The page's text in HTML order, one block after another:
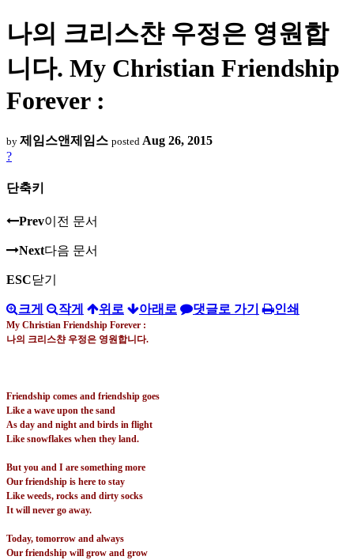
나의 크리스챤 우정은 영원합
니다. My Christian Friendship
Forever :
by 제임스앤제임스 posted Aug 26, 2015
?
단축키
Prev이전 문서
Next다음 문서
ESC닫기
크게 작게 위로 아래로 댓글로 가기 인쇄
My Christian Friendship Forever :
나의 크리스챤 우정은 영원합니다.
Friendship comes and friendship goes
Like a wave upon the sand
As day and night and birds in flight
Like snowflakes when they land.
But you and I are something more
Our friendship is here to stay
Like weeds, rocks and dirty socks
It will never go away.
Today, tomorrow and always
Our friendship will grow and grow